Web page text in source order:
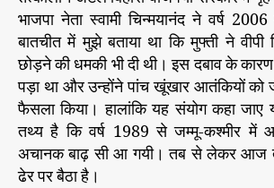
भाजपा नेता स्वामी चिन्मयानंद ने वर्ष
बातचीत में मुझे बताया था कि मुफ्ती ने वीपी
छोड़ने की धमकी भी दी थी। इस दबाव के
पड़ा था और उन्होंने पांच खूंखार आतंकियों को
फैसला किया। हालांकि यह संयोग कहा जाए
तथ्य है कि वर्ष 1989 से जम्मू-कश्मीर में
अचानक बाढ़ सी आ गयी। तब से लेकर आज
ढेर पर बैठा है।